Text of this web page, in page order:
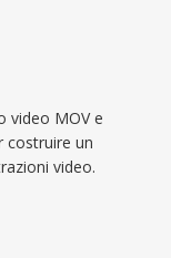
video MOV e
costruire un
video.